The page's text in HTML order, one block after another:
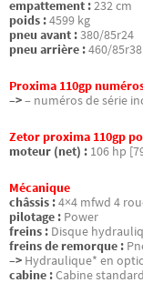
empattement :232 cm
poids :4599 kg
pneu avant :380/85r24
pneu arrière :460/85r38
Proxima 110gp
–>– numéros de série
Zetor proxima 110gp
moteur (net) : 106 hp
Mécanique
châssis :4×4 mfwd 4
pilotage : Power
freins : Disque
freins de remorque :
–> Hydraulique* en
cabine :Cabine